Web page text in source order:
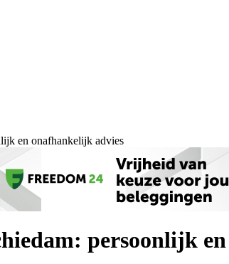
en onafhankelijk advies
persoonlijk